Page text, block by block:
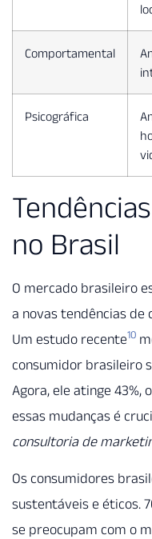
Comportamental
Psicográfica
no Brasil
O mercado brasileiro
a novas tendências de
Um estudo recente10
consumidor brasileiro
Agora, ele atinge 43%,
essas mudanças é
consultoria de
Os consumidores
sustentáveis e éticos.
se preocupam com o